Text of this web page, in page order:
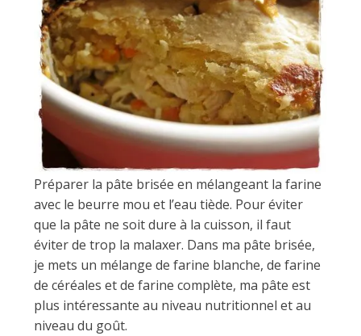
Préparer la pâte brisée en mélangeant la farine
avec le beurre mou et l’eau tiède. Pour éviter
que la pâte ne soit dure à la cuisson, il faut
éviter de trop la malaxer. Dans ma pâte brisée,
je mets un mélange de farine blanche, de farine
de céréales et de farine complète, ma pâte est
plus intéressante au niveau nutritionnel et au
niveau du goût.